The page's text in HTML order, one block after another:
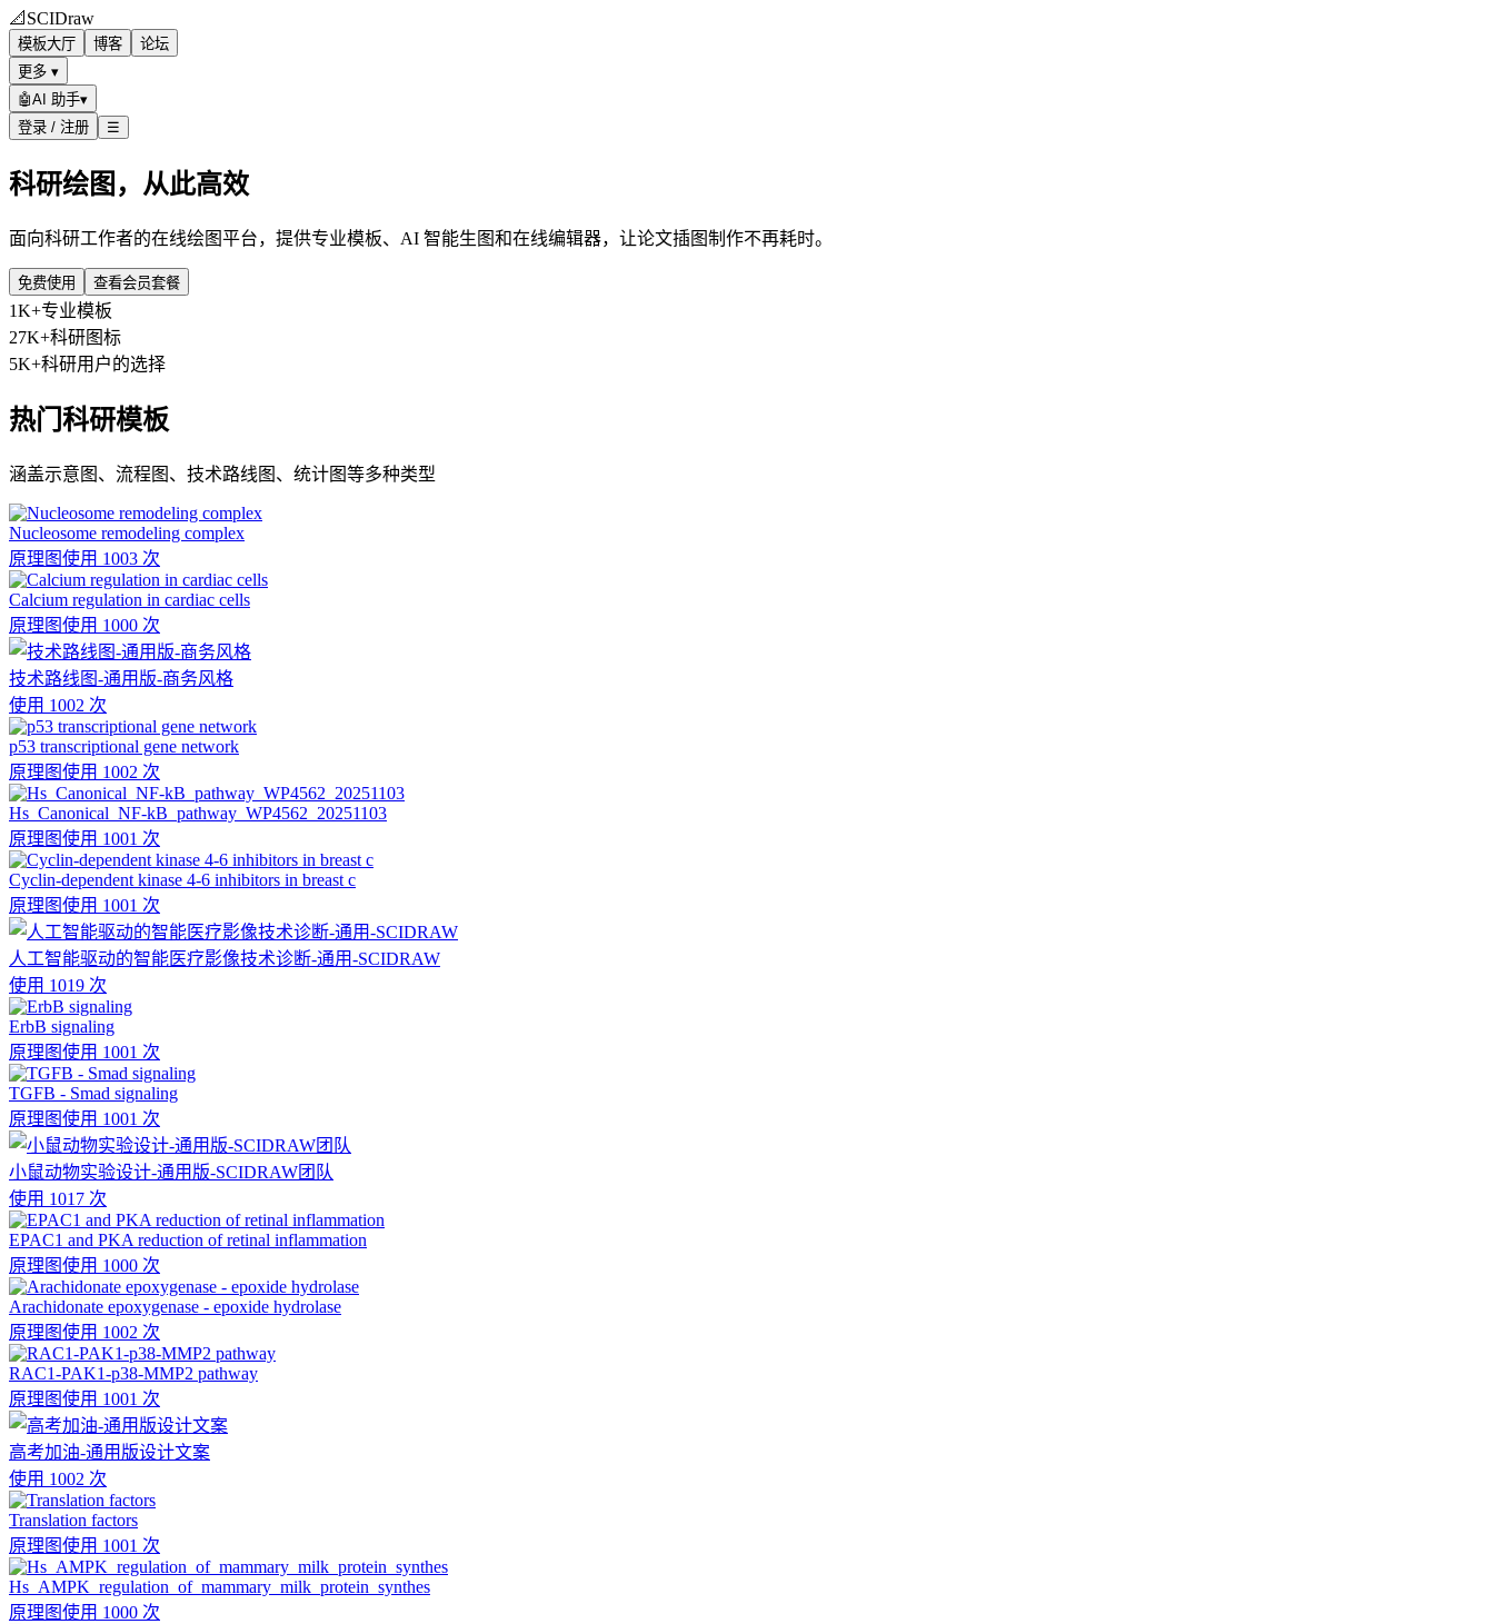
📐 SCIDraw
模板大厅 博客
论坛
更多 ▾
🤖AI 助手▾
登录 / 注册
☰
科研绘图，从此高效
面向科研工作者的在线绘图平台，提供专业模板、AI 智能生图和在线编辑器，让论文插图制作不再耗时。
免费使用 查看会员套餐
1K+专业模板
27K+科研图标
5K+科研用户的选择
热门科研模板
涵盖示意图、流程图、技术路线图、统计图等多种类型
Nucleosome remodeling complex
原理图使用 1003 次
Calcium regulation in cardiac cells
原理图使用 1000 次
技术路线图-通用版-商务风格
使用 1002 次
p53 transcriptional gene network
原理图使用 1002 次
Hs_Canonical_NF-kB_pathway_WP4562_20251103
原理图使用 1001 次
Cyclin-dependent kinase 4-6 inhibitors in breast c
原理图使用 1001 次
人工智能驱动的智能医疗影像技术诊断-通用-SCIDRAW
使用 1019 次
ErbB signaling
原理图使用 1001 次
TGFB - Smad signaling
原理图使用 1001 次
小鼠动物实验设计-通用版-SCIDRAW团队
使用 1017 次
EPAC1 and PKA reduction of retinal inflammation
原理图使用 1000 次
Arachidonate epoxygenase - epoxide hydrolase
原理图使用 1002 次
RAC1-PAK1-p38-MMP2 pathway
原理图使用 1001 次
高考加油-通用版设计文案
使用 1002 次
Translation factors
原理图使用 1001 次
Hs_AMPK_regulation_of_mammary_milk_protein_synthes
原理图使用 1000 次